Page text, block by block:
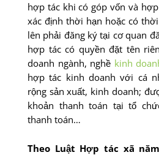
hợp tác khi có góp vốn và
xác định thời hạn hoặc có
lên phải đăng ký tại cơ quan
hợp tác có quyền đặt tên
doanh ngành, nghề kinh
hợp tác kinh doanh với cá
rộng sản xuất, kinh doanh;
khoản thanh toán tại tổ
thanh toán…
Theo Luật Hợp tác xã